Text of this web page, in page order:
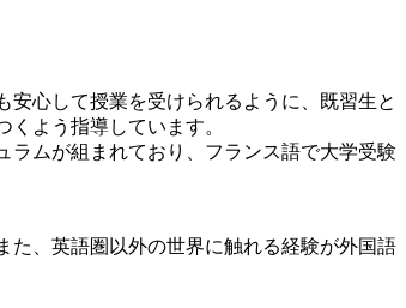
心して授業を受けられるように、既習生と
よう指導しています。
ムが組まれており、フランス語で大学受験
、英語圏以外の世界に触れる経験が外国語